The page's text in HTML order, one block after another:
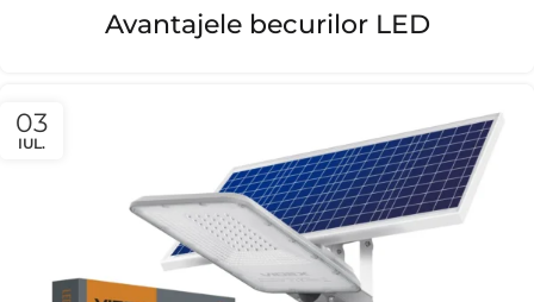
Avantajele becurilor LED
03
IUL.